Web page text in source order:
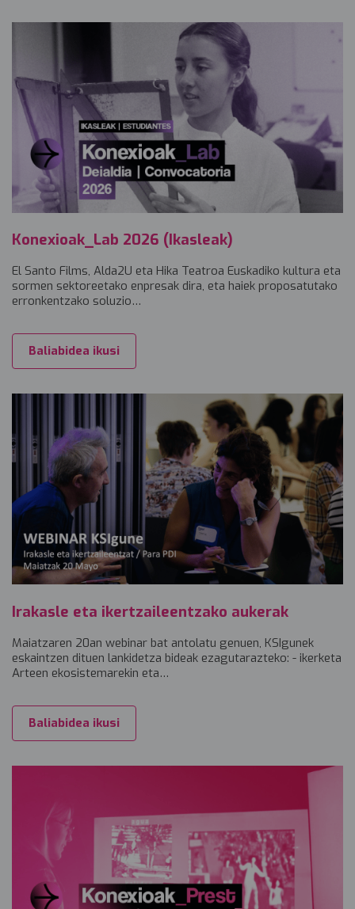
Konexioak_Lab 2026 (Ikasleak)
El Santo Films, Alda2U eta Hika Teatroa Euskadiko kultura eta
sormen sektoreetako enpresak dira, eta haiek proposatutako
erronkentzako soluzio…
Baliabidea ikusi
Irakasle eta ikertzaileentzako aukerak
Maiatzaren 20an webinar bat antolatu genuen, KSIgunek
eskaintzen dituen lankidetza bideak ezagutarazteko: - ikerketa
Arteen ekosistemarekin eta…
Baliabidea ikusi